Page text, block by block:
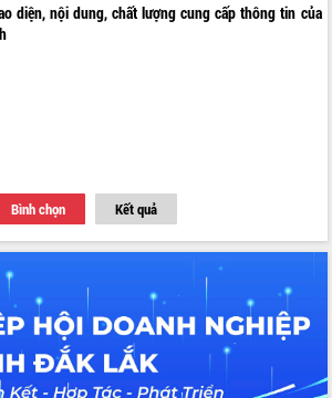
diện, nội dung, chất lượng cung cấp thông tin của
Bình chọn Kết quả